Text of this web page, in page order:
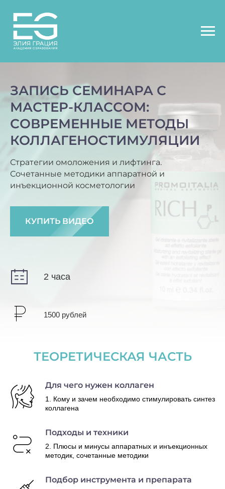
ЗАПИСЬ СЕМИНАРА С
МАСТЕР-КЛАССОМ:
СОВРЕМЕННЫЕ МЕТОДЫ
КОЛЛАГЕНОСТИМУЛЯЦИИ
Стратегии омоложения и лифтинга.
Сочетанные методики аппаратной и
инъекционной косметологии
КУПИТЬ ВИДЕО
2 часа
1500 рублей
ТЕОРЕТИЧЕСКАЯ ЧАСТЬ
Для чего нужен коллаген
1. Кому и зачем необходимо стимулировать синтез
коллагена
Подходы и техники
2. Плюсы и минусы аппаратных и инъекционных
методик, сочетанные методики
Подбор инструмента и препарата